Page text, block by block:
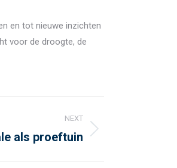
en tot nieuwe inzichten
voor de droogte, de
NEXT
als proeftuin